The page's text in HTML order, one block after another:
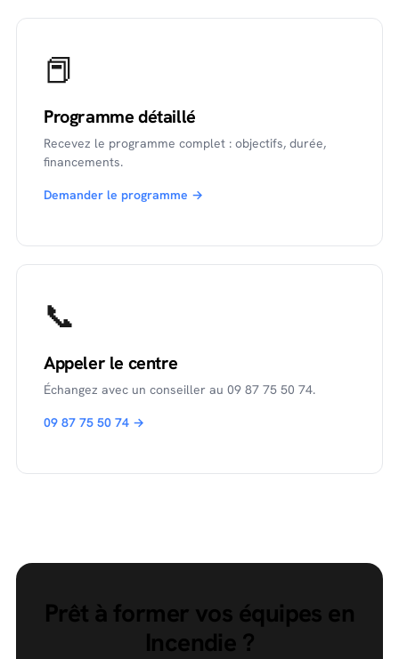
📕
Programme détaillé
Recevez le programme complet : objectifs, durée,
financements.
Demander le programme →
📞
Appeler le centre
Échangez avec un conseiller au 09 87 75 50 74.
09 87 75 50 74 →
Prêt à former vos équipes en
Incendie ?